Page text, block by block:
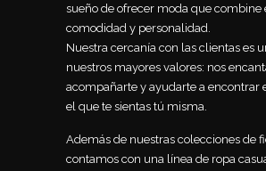
sueño de ofrecer moda que combine
comodidad y personalidad.
Nuestra cercanía con las clientas es
nuestros mayores valores: nos
acompañarte y ayudarte a encontrar
el que te sientas tú misma.
Además de nuestras colecciones de
contamos con una línea de ropa